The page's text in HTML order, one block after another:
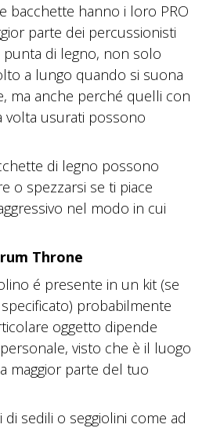
bacchette hanno i loro PRO
parte dei percussionisti
di legno, non solo
a lungo quando si suona
ma anche perché quelli con
volta usurati possono
di legno possono
o spezzarsi se ti piace
nel modo in cui
Throne
é presente in un kit (se
probabilmente
oggetto dipende
visto che è il luogo
maggior parte del tuo
di sedili o seggiolini come ad